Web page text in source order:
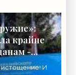
крайне
-
истощение. И